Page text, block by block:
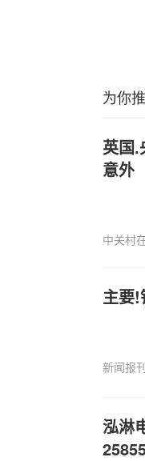
为你
英国.
意外
中关村
主要!
新闻报
泓淋